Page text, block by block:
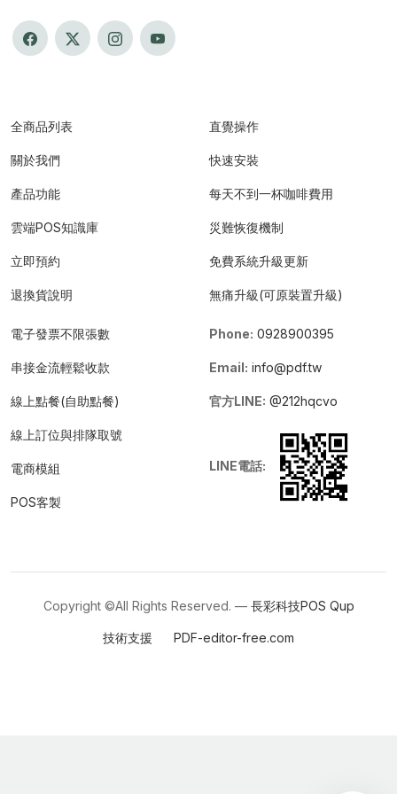
全商品列表
關於我們
產品功能
雲端POS知識庫
立即預約
退換貨說明
直覺操作
快速安裝
每天不到一杯咖啡費用
災難恢復機制
免費系統升級更新
無痛升級(可原裝置升級)
電子發票不限張數
串接金流輕鬆收款
線上點餐(自助點餐)
線上訂位與排隊取號
電商模組
POS客製
Phone: 0928900395
Email: info@pdf.tw
官方LINE: @212hqcvo
LINE電話:
Copyright ©All Rights Reserved. — 長彩科技POS Qup
技術支援 PDF-editor-free.com